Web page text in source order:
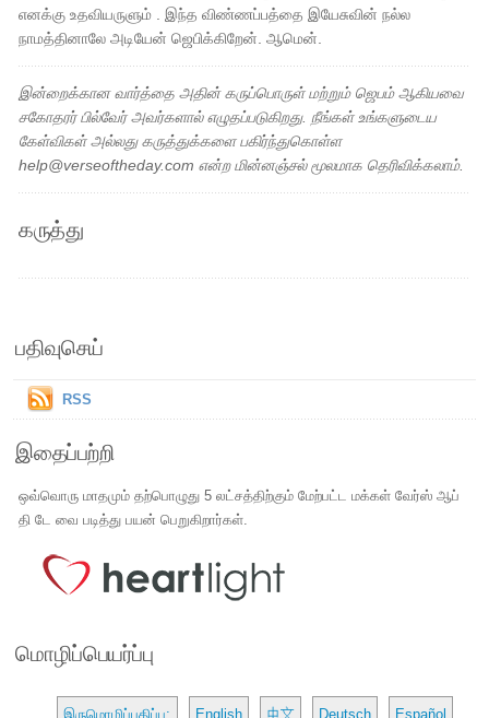
எனக்கு உதவியருளும் . இந்த விண்ணப்பத்தை இயேசுவின் நல்ல
நாமத்தினாலே அடியேன் ஜெபிக்கிறேன். ஆமென்.
இன்றைக்கான வார்த்தை அதின் கருப்பொருள் மற்றும் ஜெபம் ஆகியவை
சகோதரர் பில்வேர் அவர்களால் எழுதப்படுகிறது. நீங்கள் உங்களுடைய
கேள்விகள் அல்லது கருத்துக்களை பகிர்ந்துகொள்ள
help@verseoftheday.com என்ற மின்னஞ்சல் மூலமாக தெரிவிக்கலாம்.
கருத்து
பதிவுசெய்
RSS
இதைப்பற்றி
ஒவ்வொரு மாதமும் தற்பொழுது 5 லட்சத்திற்கும் மேற்பட்ட மக்கள் வேர்ஸ் ஆப்
தி டே வை படித்து பயன் பெறுகிறார்கள்.
மொழிப்பெயர்ப்பு
இருமொழிப்பதிப்பு: English 中文 Deutsch Español